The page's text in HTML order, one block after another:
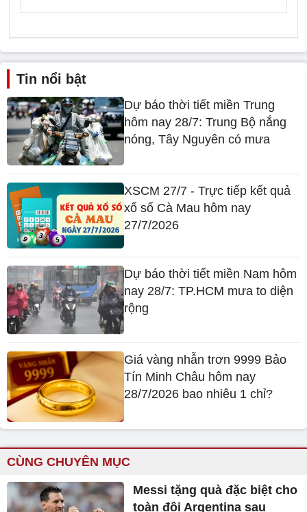
Tin nổi bật
Dự báo thời tiết miền Trung
hôm nay 28/7: Trung Bộ nắng
nóng, Tây Nguyên có mưa
XSCM 27/7 - Trực tiếp kết quả
xổ số Cà Mau hôm nay
27/7/2026
Dự báo thời tiết miền Nam hôm
nay 28/7: TP.HCM mưa to diện
rộng
Giá vàng nhẫn trơn 9999 Bảo
Tín Minh Châu hôm nay
28/7/2026 bao nhiêu 1 chỉ?
CÙNG CHUYÊN MỤC
Messi tặng quà đặc biệt cho
toàn đội Argentina sau